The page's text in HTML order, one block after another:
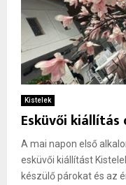
Kistelek
Esküvői
A mai napon első
esküvői kiállítást
készülő párokat és az